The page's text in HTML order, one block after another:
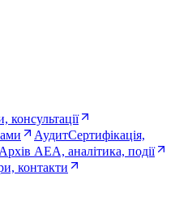
консультації
АудитСертифікація,
Архів AEA, аналітика, події
контакти